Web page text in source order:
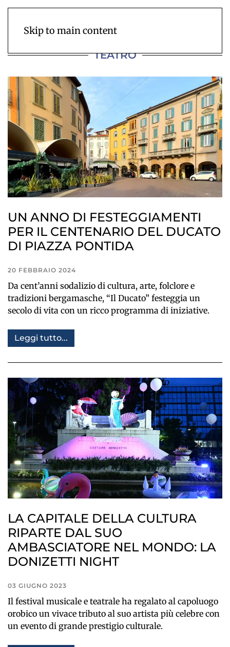
Skip to main content
TEATRO
UN ANNO DI FESTEGGIAMENTI
PER IL CENTENARIO DEL DUCATO
DI PIAZZA PONTIDA
20 FEBBRAIO 2024
Da cent’anni sodalizio di cultura, arte, folclore e
tradizioni bergamasche, “Il Ducato” festeggia un
secolo di vita con un ricco programma di iniziative.
Leggi tutto...
LA CAPITALE DELLA CULTURA
RIPARTE DAL SUO
AMBASCIATORE NEL MONDO: LA
DONIZETTI NIGHT
03 GIUGNO 2023
Il festival musicale e teatrale ha regalato al capoluogo
orobico un vivace tributo al suo artista più celebre con
un evento di grande prestigio culturale.